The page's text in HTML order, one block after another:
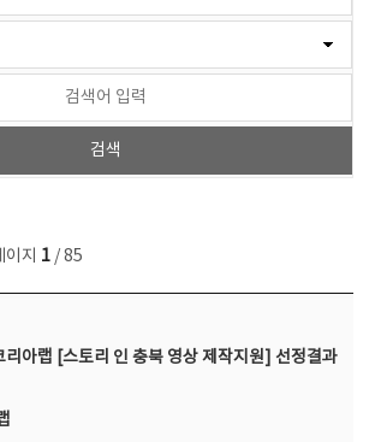
이지 1/ 85
아랩 [스토리 인 충북 영상 제작지원] 선정결과